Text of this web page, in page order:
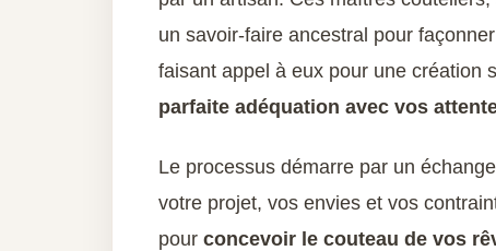
un savoir-faire ancestral pour
faisant appel à eux pour une création
parfaite adéquation avec vos
Le processus démarre par un
votre projet, vos envies et vos
pour concevoir le couteau de vos